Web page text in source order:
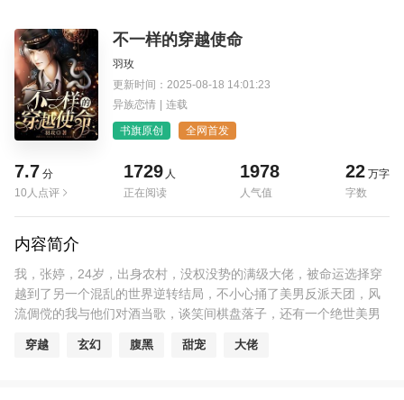
不一样的穿越使命
羽玫
更新时间：2025-08-18 14:01:23
异族恋情
连载
书旗原创 全网首发
7.7 分
10人点评
1729 人
正在阅读
1978
人气值
22 万字
字数
内容简介
我，张婷，24岁，出身农村，没权没势的满级大佬，被命运选择穿
越到了另一个混乱的世界逆转结局，不小心捅了美男反派天团，风
流倜傥的我与他们对酒当歌，谈笑间棋盘落子，还有一个绝世美男
套，姐妹们，拯救世界没什么难的，难的是集齐各部门的帅哥。
穿越 玄幻 腹黑 甜宠 大佬